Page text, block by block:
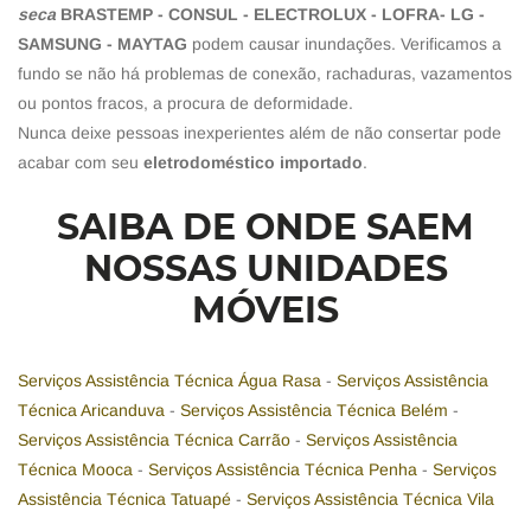
seca BRASTEMP - CONSUL - ELECTROLUX - LOFRA- LG -
SAMSUNG - MAYTAG podem causar inundações. Verificamos a
fundo se não há problemas de conexão, rachaduras, vazamentos
ou pontos fracos, a procura de deformidade.
Nunca deixe pessoas inexperientes além de não consertar pode
acabar com seu eletrodoméstico importado.
SAIBA DE ONDE SAEM
NOSSAS UNIDADES
MÓVEIS
Serviços Assistência Técnica Água Rasa - Serviços Assistência
Técnica Aricanduva - Serviços Assistência Técnica Belém -
Serviços Assistência Técnica Carrão - Serviços Assistência
Técnica Mooca - Serviços Assistência Técnica Penha - Serviços
Assistência Técnica Tatuapé - Serviços Assistência Técnica Vila